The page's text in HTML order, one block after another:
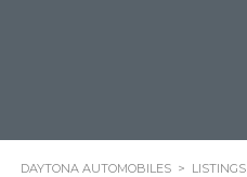
DAYTONA AUTOMOBILES > LISTINGS